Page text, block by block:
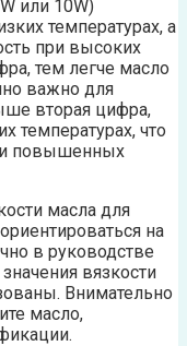
или 10W)
температурах, а
при высоких
тем легче масло
важно для
вторая цифра,
температурах, что
повышенных
масла для
на
в руководстве
вязкости
Внимательно
масло,